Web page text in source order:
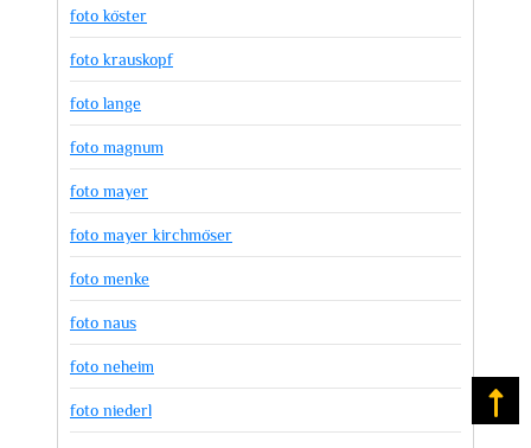
foto köster
foto krauskopf
foto lange
foto magnum
foto mayer
foto mayer kirchmöser
foto menke
foto naus
foto neheim
foto niederl